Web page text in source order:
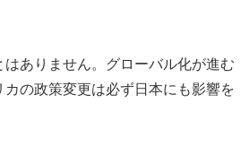
ありません。グローバル化が進む
の政策変更は必ず日本にも影響を